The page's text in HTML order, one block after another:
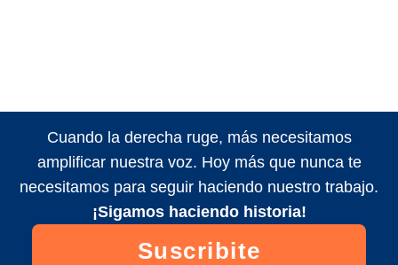
Cuando la derecha ruge, más necesitamos
amplificar nuestra voz. Hoy más que nunca te
necesitamos para seguir haciendo nuestro trabajo.
¡Sigamos haciendo historia!
Suscribite